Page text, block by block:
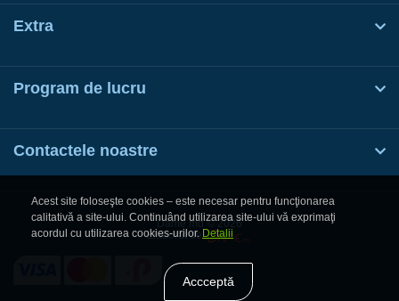
Extra
Program de lucru
Contactele noastre
Dame.md © 2026
Elaborat de
Acest site foloseşte cookies – este necesar pentru funcţionarea
calitativă a site-ului. Continuând utilizarea site-ului vă exprimaţi
acordul cu utilizarea cookies-urilor. Detalii
Accceptă